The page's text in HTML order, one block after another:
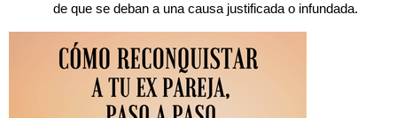
de que se deban a una causa justificada o infundada.